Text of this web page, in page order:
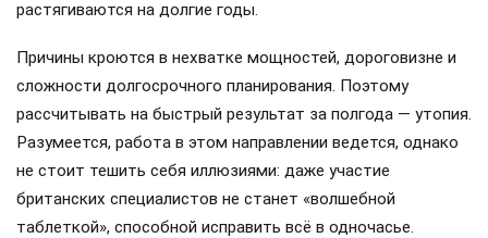
растягиваются на долгие годы.
Причины кроются в нехватке мощностей, дороговизне и
сложности долгосрочного планирования. Поэтому
рассчитывать на быстрый результат за полгода — утопия.
Разумеется, работа в этом направлении ведется, однако
не стоит тешить себя иллюзиями: даже участие
британских специалистов не станет «волшебной
таблеткой», способной исправить всё в одночасье.